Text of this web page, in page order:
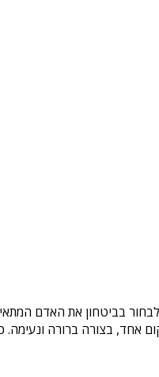
בביטחון את האדם
בצורה ברורה ונעימה.